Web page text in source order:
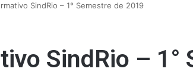
SindRio – 1° Semestre de 2019
SindRio – 1°